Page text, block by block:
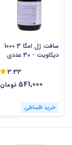
سافت ژل امگا 3 1000
دیکاویت - 30 عددی
3.33
541,000 تومان
خرید اقساطی